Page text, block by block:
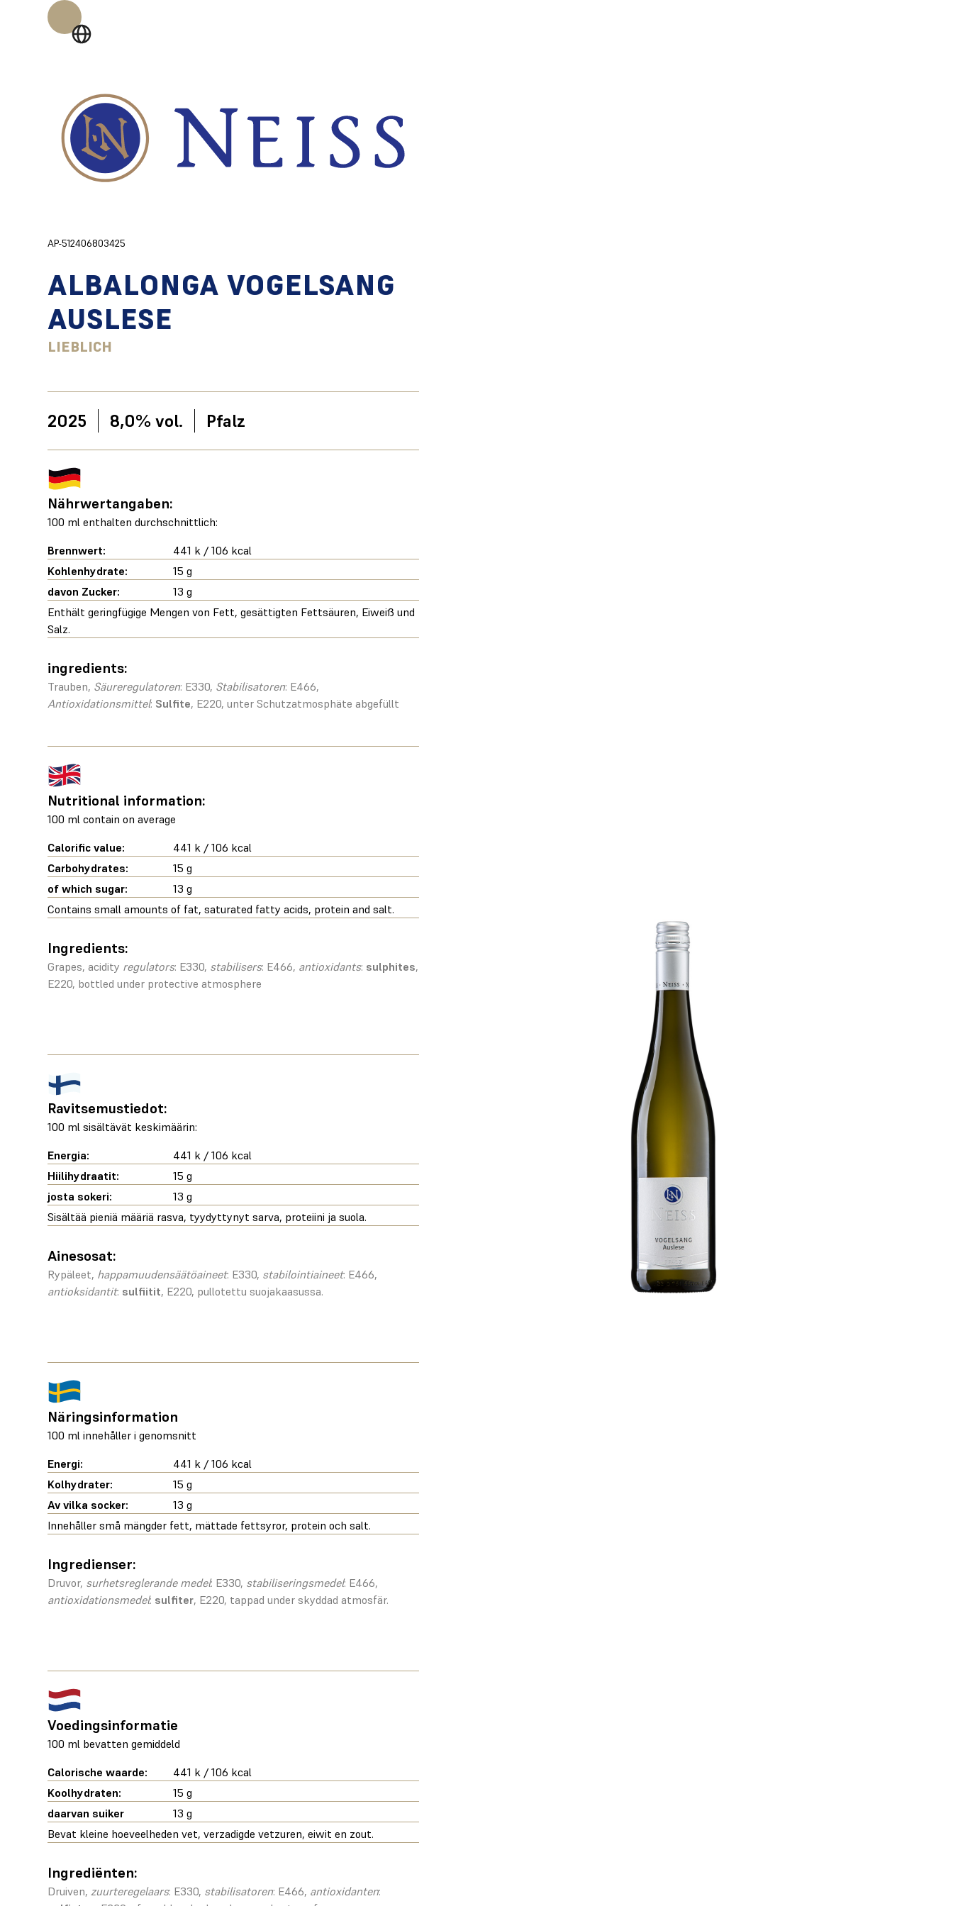
AP-512406803425
ALBALONGA VOGELSANG
AUSLESE
LIEBLICH
2025 8,0% vol. Pfalz
Nährwertangaben:
100 ml enthalten durchschnittlich:
Brennwert:
441 k / 106 kcal
Kohlenhydrate:
15 g
davon Zucker:
13 g
Enthält geringfügige Mengen von Fett, gesättigten Fettsäuren, Eiweiß und
Salz.
ingredients:
Trauben, Säureregulatoren: E330, Stabilisatoren: E466,
Antioxidationsmittel: Sulfite, E220, unter Schutzatmosphäte abgefüllt
Nutritional information:
100 ml contain on average
Calorific value:
441 k / 106 kcal
Carbohydrates:
15 g
of which sugar:
13 g
Contains small amounts of fat, saturated fatty acids, protein and salt.
Ingredients:
Grapes, acidity regulators: E330, stabilisers: E466, antioxidants: sulphites,
E220, bottled under protective atmosphere
Ravitsemustiedot:
100 ml sisältävät keskimäärin:
Energia:
441 k / 106 kcal
Hiilihydraatit:
15 g
josta sokeri:
13 g
Sisältää pieniä määriä rasva, tyydyttynyt sarva, proteiini ja suola.
Ainesosat:
Rypäleet, happamuudensäätöaineet: E330, stabilointiaineet: E466,
antioksidantit: sulfiitit, E220, pullotettu suojakaasussa.
Näringsinformation
100 ml innehåller i genomsnitt
Energi:
441 k / 106 kcal
Kolhydrater:
15 g
Av vilka socker:
13 g
Innehåller små mängder fett, mättade fettsyror, protein och salt.
Ingredienser:
Druvor, surhetsreglerande medel: E330, stabiliseringsmedel: E466,
antioxidationsmedel: sulfiter, E220, tappad under skyddad atmosfär.
Voedingsinformatie
100 ml bevatten gemiddeld
Calorische waarde:
441 k / 106 kcal
Koolhydraten:
15 g
daarvan suiker
13 g
Bevat kleine hoeveelheden vet, verzadigde vetzuren, eiwit en zout.
Ingrediënten:
Druiven, zuurteregelaars: E330, stabilisatoren: E466, antioxidanten: